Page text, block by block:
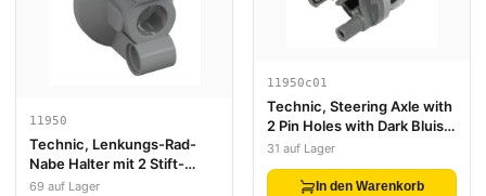
11950
Technic, Lenkungs-Rad-
Nabe Halter mit 2 Stift-
Löchern
69 auf Lager
11950c01
Technic, Steering Axle with
2 Pin Holes with Dark Bluish
Gray Wheel Hub 3 Pins
31 auf Lager
In den Warenkorb